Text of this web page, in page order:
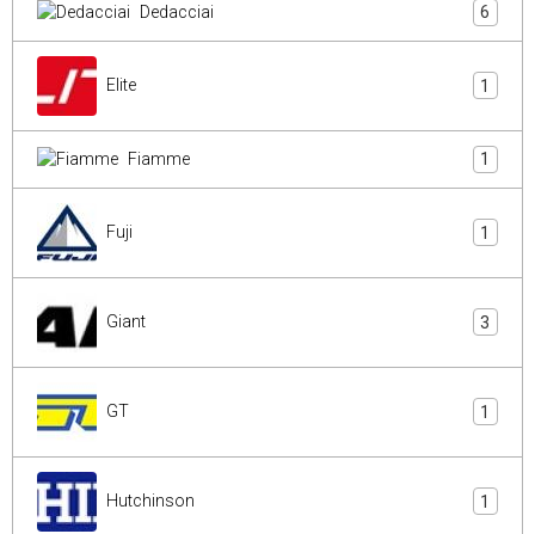
Dedacciai 6
Elite 1
Fiamme 1
Fuji 1
Giant 3
GT 1
Hutchinson 1